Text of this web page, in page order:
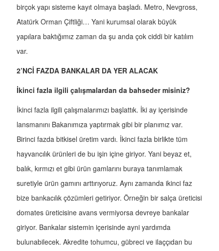
birçok yapı sisteme kayıt olmaya başladı. Metro, Nevgross,
Atatürk Orman Çiftliği… Yani kurumsal olarak büyük
yapılara baktığımız zaman da şu anda çok ciddi bir katılım
var.
2’NCİ FAZDA BANKALAR DA YER ALACAK
İkinci fazla ilgili çalışmalardan da bahseder misiniz?
İkinci fazla ilgili çalışmalarımızı başlattık. İki ay içerisinde
lansmanını Bakanımıza yaptırmak gibi bir planımız var.
Birinci fazda bitkisel üretim vardı. İkinci fazla birlikte tüm
hayvancılık ürünleri de bu işin içine giriyor. Yani beyaz et,
balık, kırmızı et gibi ürün gamlarını buraya tanımlamak
suretiyle ürün gamını arttırıyoruz. Aynı zamanda ikinci faz
bize bankacılık çözümleri getiriyor. Örneğin bir salça üreticisi
domates üreticisine avans vermiyorsa devreye bankalar
giriyor. Bankalar sistemin içerisinde ayni yardımda
bulunabilecek. Akredite tohumcu, gübreci ve ilaççıdan bu